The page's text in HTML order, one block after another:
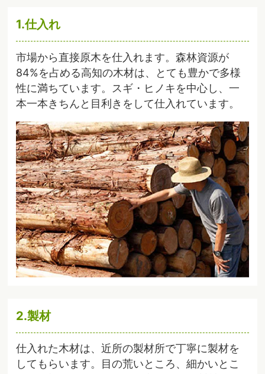
1.仕入れ
市場から直接原木を仕入れます。森林資源が
84%を占める高知の木材は、とても豊かで多様
性に満ちています。スギ・ヒノキを中心し、一
本一本きちんと目利きをして仕入れています。
2.製材
仕入れた木材は、近所の製材所で丁寧に製材を
してもらいます。目の荒いところ、細かいとこ